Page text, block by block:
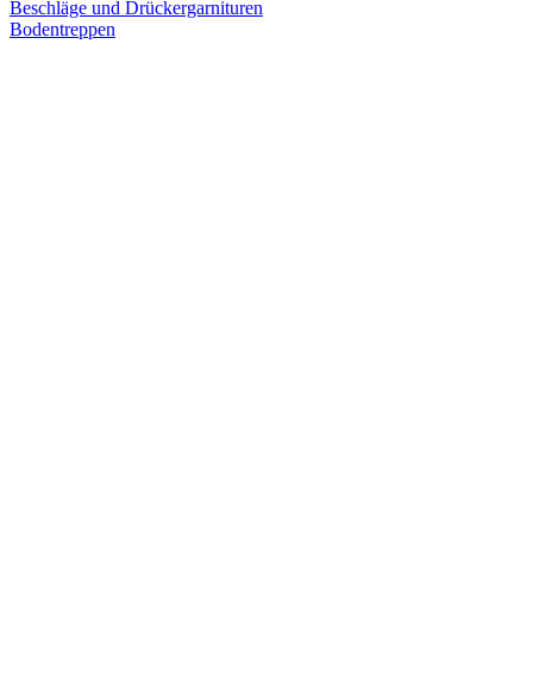
Beschläge und Drückergarnituren
Bodentreppen